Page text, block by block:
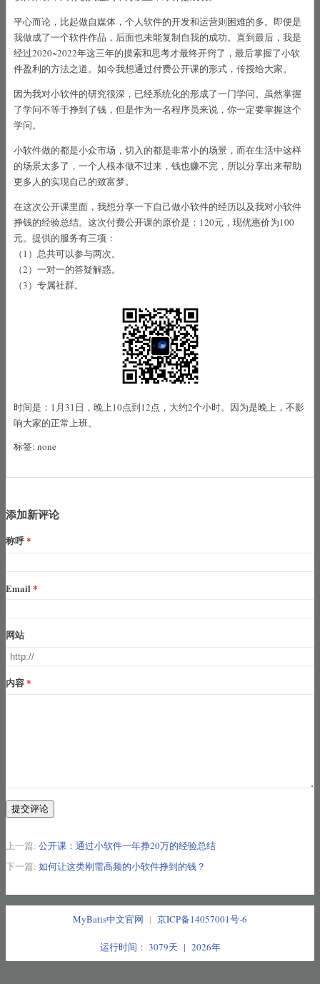
平心而论，比起做自媒体，个人软件的开发和运营则困难的多。即便是
我做成了一个软件作品，后面也未能复制自我的成功。直到最后，我是
经过2020~2022年这三年的摸索和思考才最终开窍了，最后掌握了小软
件盈利的方法之道。如今我想通过付费公开课的形式，传授给大家。
因为我对小软件的研究很深，已经系统化的形成了一门学问。虽然掌握
了学问不等于挣到了钱，但是作为一名程序员来说，你一定要掌握这个
学问。
小软件做的都是小众市场，切入的都是非常小的场景，而在生活中这样
的场景太多了，一个人根本做不过来，钱也赚不完，所以分享出来帮助
更多人的实现自己的致富梦。
在这次公开课里面，我想分享一下自己做小软件的经历以及我对小软件
挣钱的经验总结。这次付费公开课的原价是：120元，现优惠价为100
元。提供的服务有三项：
（1）总共可以参与两次。
（2）一对一的答疑解惑。
（3）专属社群。
时间是：1月31日，晚上10点到12点，大约2个小时。因为是晚上，不影
响大家的正常上班。
标签: none
添加新评论
称呼
Email
网站
内容
提交评论
上一篇: 公开课：通过小软件一年挣20万的经验总结
下一篇: 如何让这类刚需高频的小软件挣到的钱？
MyBatis中文官网 | 京ICP备14057001号-6
运行时间： 3079天 | 2026年